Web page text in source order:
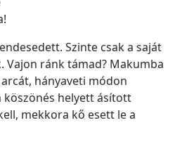
Szinte csak a saját
Vajon ránk támad? Makumba
hányaveti módon
helyett ásított
mekkora kő esett le a